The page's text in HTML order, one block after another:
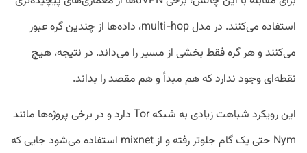
استفاده می‌کنند. در مدل multi-hop، داده‌ها از چندین گره عبور
می‌کنند و هر گره فقط بخشی از مسیر را می‌داند. در نتیجه، هیچ
نقطه‌ای وجود ندارد که هم مبدأ و هم مقصد را بداند.
این رویکرد شباهت زیادی به شبکه Tor دارد و در برخی پروژه‌ها مانند
Nym حتی یک گام جلوتر رفته و از mixnet استفاده می‌شود جایی که